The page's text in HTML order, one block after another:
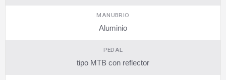
MANUBRIO
Aluminio
PEDAL
tipo MTB con reflector